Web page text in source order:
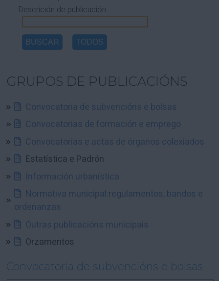
AXUDA
Descrición de publicación
GRUPOS DE PUBLICACIÓNS
Convocatoria de subvencións e bolsas
Convocatorias de formación e emprego
Convocatorias e actas de órganos colexiados
Estatística e Padrón
Información urbanística
Normativa municipal:regulamentos, bandos e
ordenanzas
Outras publicacións municipais
Orzamentos
Convocatoria de subvencións e bolsas